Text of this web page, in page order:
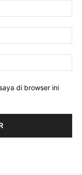
di browser ini